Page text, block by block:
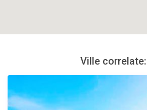
Ville correlate: